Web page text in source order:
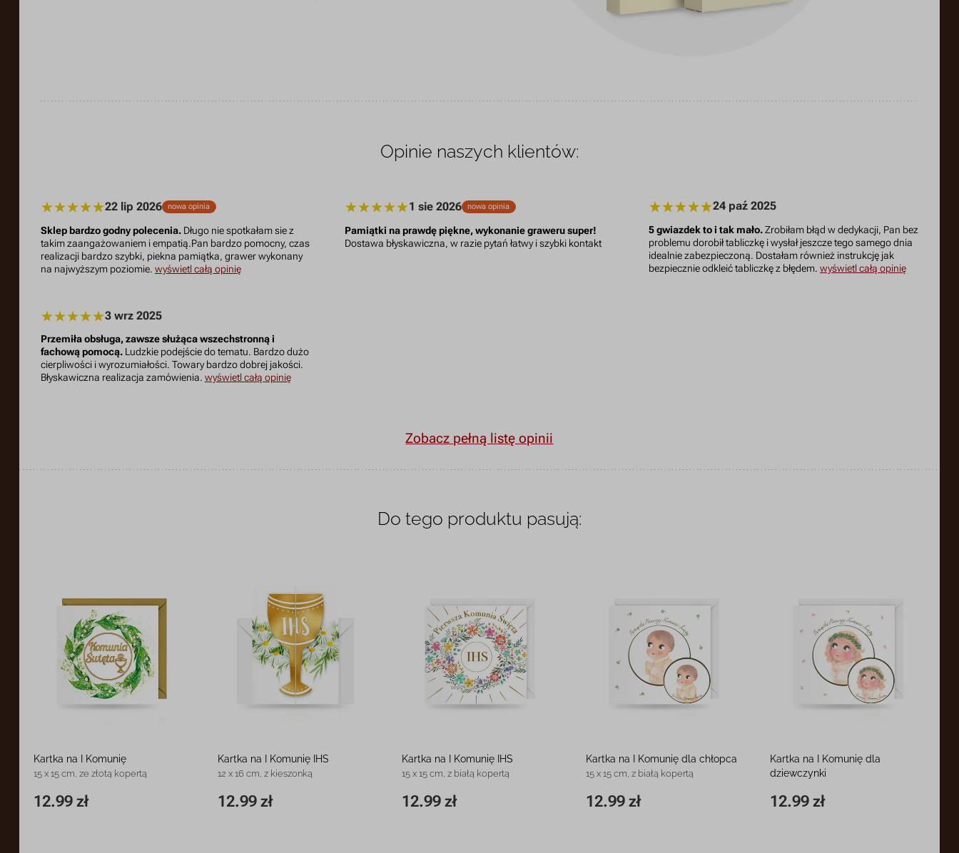
Opinie naszych klientów:
22 lip 2026 nowa opinia
Sklep bardzo godny polecenia.Długo nie spotkałam sie z
takim zaangażowaniem i empatią.Pan bardzo pomocny, czas
realizacji bardzo szybki, piekna pamiątka, grawer wykonany
na najwyższym poziomie. wyświetl całą opinię
1 sie 2026 nowa opinia
Pamiątki na prawdę piękne, wykonanie graweru super!
Dostawa błyskawiczna, w razie pytań łatwy i szybki kontakt
24 paź 2025
5 gwiazdek to i tak mało.Zrobiłam błąd w dedykacji, Pan bez
problemu dorobił tabliczkę i wysłał jeszcze tego samego dnia
idealnie zabezpieczoną. Dostałam również instrukcję jak
bezpiecznie odkleić tabliczkę z błędem.wyświetl całą opinię
3 wrz 2025
Przemiła obsługa, zawsze służąca wszechstronną i
fachową pomocą.Ludzkie podejście do tematu. Bardzo dużo
cierpliwości i wyrozumiałości. Towary bardzo dobrej jakości.
Błyskawiczna realizacja zamówienia. wyświetl całą opinię
Zobacz pełną listę opinii
Do tego produktu pasują:
Kartka na I Komunię
15 x 15 cm, ze złotą kopertą
12.99 zł
15 x 15 cm
Kartka na I Komunię IHS
12 x 16 cm, z kieszonką
12.99 zł
11,8 x 16,3 cm
Kartka na I Komunię IHS
15 x 15 cm, z białą kopertą
12.99 zł
15 x 15 cm
Kartka na I Komunię dla chłopca
15 x 15 cm, z białą kopertą
12.99 zł
15 x 15 cm
Kartka na I Komunię dla
dziewczynki
12.99 zł
15 x 15 cm